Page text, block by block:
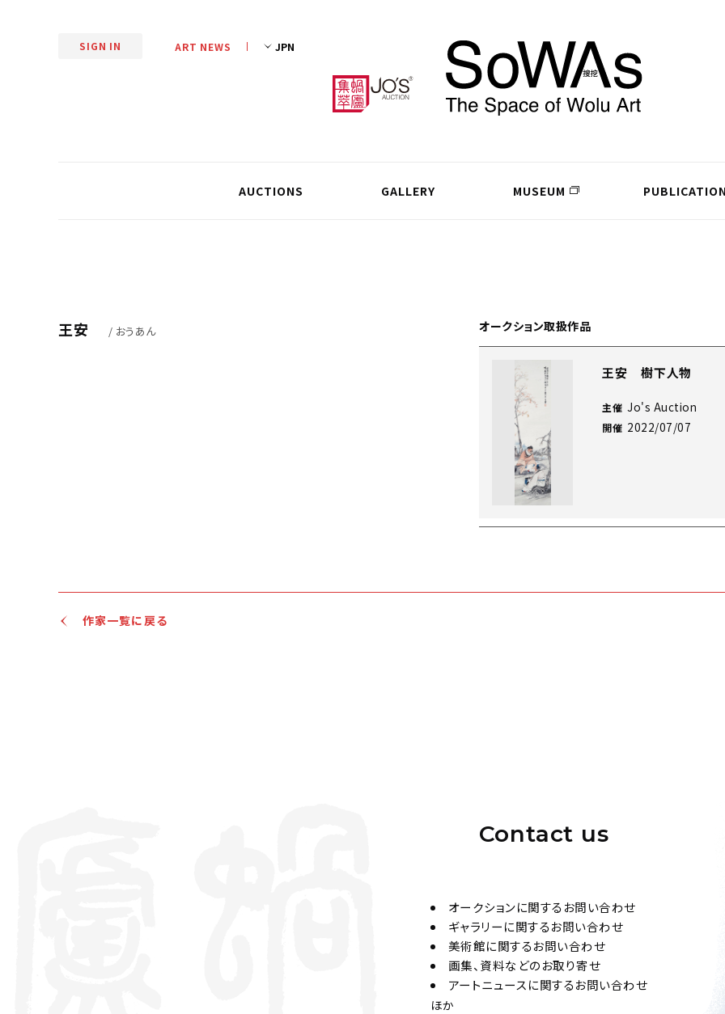
SIGN IN ART NEWS
AUCTIONS GALLERY MUSEUM
王安 / おうあん オークション取扱作品
王安 樹下人物
主催 Jo's Auction
開催 2022/07/07
作家一覧に戻る
Contact us
オークションに関するお問い合わせ
ギャラリーに関するお問い合わせ
美術館に関するお問い合わせ
画集、資料などのお取り寄せ
アートニュースに関するお問い合わせ
ほか